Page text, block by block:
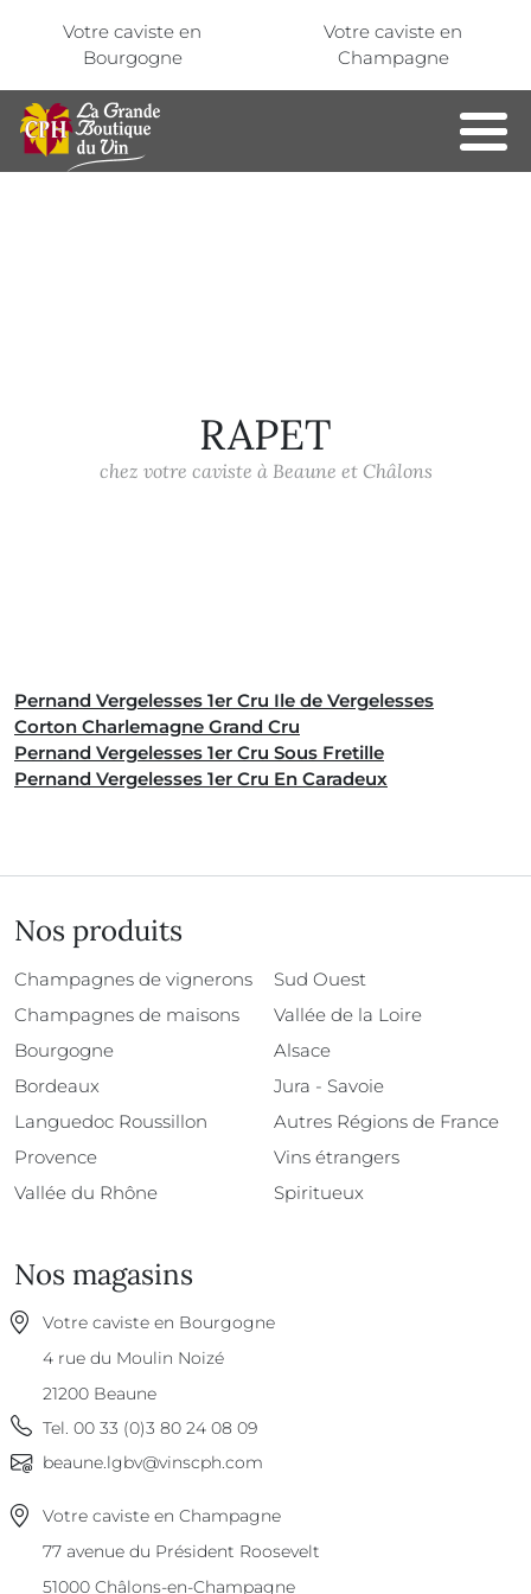
Votre caviste en
Bourgogne
Votre caviste en
Champagne
RAPET
chez votre caviste à Beaune et Châlons
Pernand Vergelesses 1er Cru Ile de Vergelesses
Corton Charlemagne Grand Cru
Pernand Vergelesses 1er Cru Sous Fretille
Pernand Vergelesses 1er Cru En Caradeux
Nos produits
Champagnes de vignerons
Champagnes de maisons
Bourgogne
Bordeaux
Languedoc Roussillon
Provence
Vallée du Rhône
Sud Ouest
Vallée de la Loire
Alsace
Jura - Savoie
Autres Régions de France
Vins étrangers
Spiritueux
Nos magasins
Votre caviste en Bourgogne
4 rue du Moulin Noizé
21200 Beaune
Tel. 00 33 (0)3 80 24 08 09
beaune.lgbv@vinscph.com
Votre caviste en Champagne
77 avenue du Président Roosevelt
51000 Châlons-en-Champagne